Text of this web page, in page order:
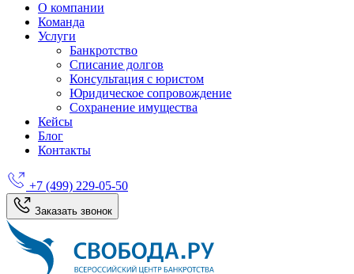
О компании
Команда
Услуги
Банкротство
Списание долгов
Консультация с юристом
Юридическое сопровождение
Сохранение имущества
Кейсы
Блог
Контакты
+7 (499) 229-05-50
Заказать звонок